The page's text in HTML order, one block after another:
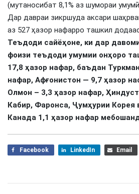
(мутаносибат 8,1% аз шумораи
Дар давраи зикршуда аксари
аз 527 ҳазор нафарро ташкил
Теъдоди сайёҳоне, ки дар
фоизи теъдоди умумии онҳоро
17,8 ҳазор нафар, баъдан
нафар, Афғонистон — 9,7 ҳазор
Олмон – 3,3 ҳазор нафар,
Кабир, Фаронса, Ҷумҳурии Корея
Канада 1,1 ҳазор нафар
Facebook LinkedIn Email